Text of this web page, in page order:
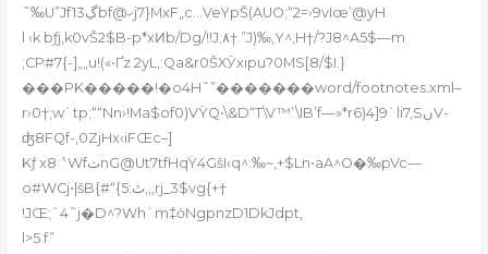
˜‰U”Jf13ڲbf@ހj7}MxF„c…VeYpŠ(AUO;“2=›9vIœ’@yH
l ‹k bƒj‚k0vŠ2$B-p*xͶb/Dg/!!J;۸†.”J)‰‚Y^‚H†/?J8^A5$—m
;CP#7{-]„„u!(«•Ґz 2yL‚:Qa&r0ŠXӮxipu?0MS[8/$I.}
���PK�����!�o4H˜”�������word/footnotes.xml–
r›0†;w`tp;““Nn›!Ma$of0)VŸQ•\&D“T\V™’\IB’f—»*r6)4]9`li7‚SںV-
ʤ8FQf-,0ZjHx‹iFŒc–]
Kƒ x8꣦WfثnG@Ut7tfHqŸ4GšI‹q^:‰~‚+$Ln•aA^O�‰pVc—
o#WCj•|šB{#“{ٿ:5,,,rj_3$vg{+†
!JŒ;ˆ4˜j�D^?Wh`m‡ȯNgpnzD1DkJdpt‚
l>5 f”